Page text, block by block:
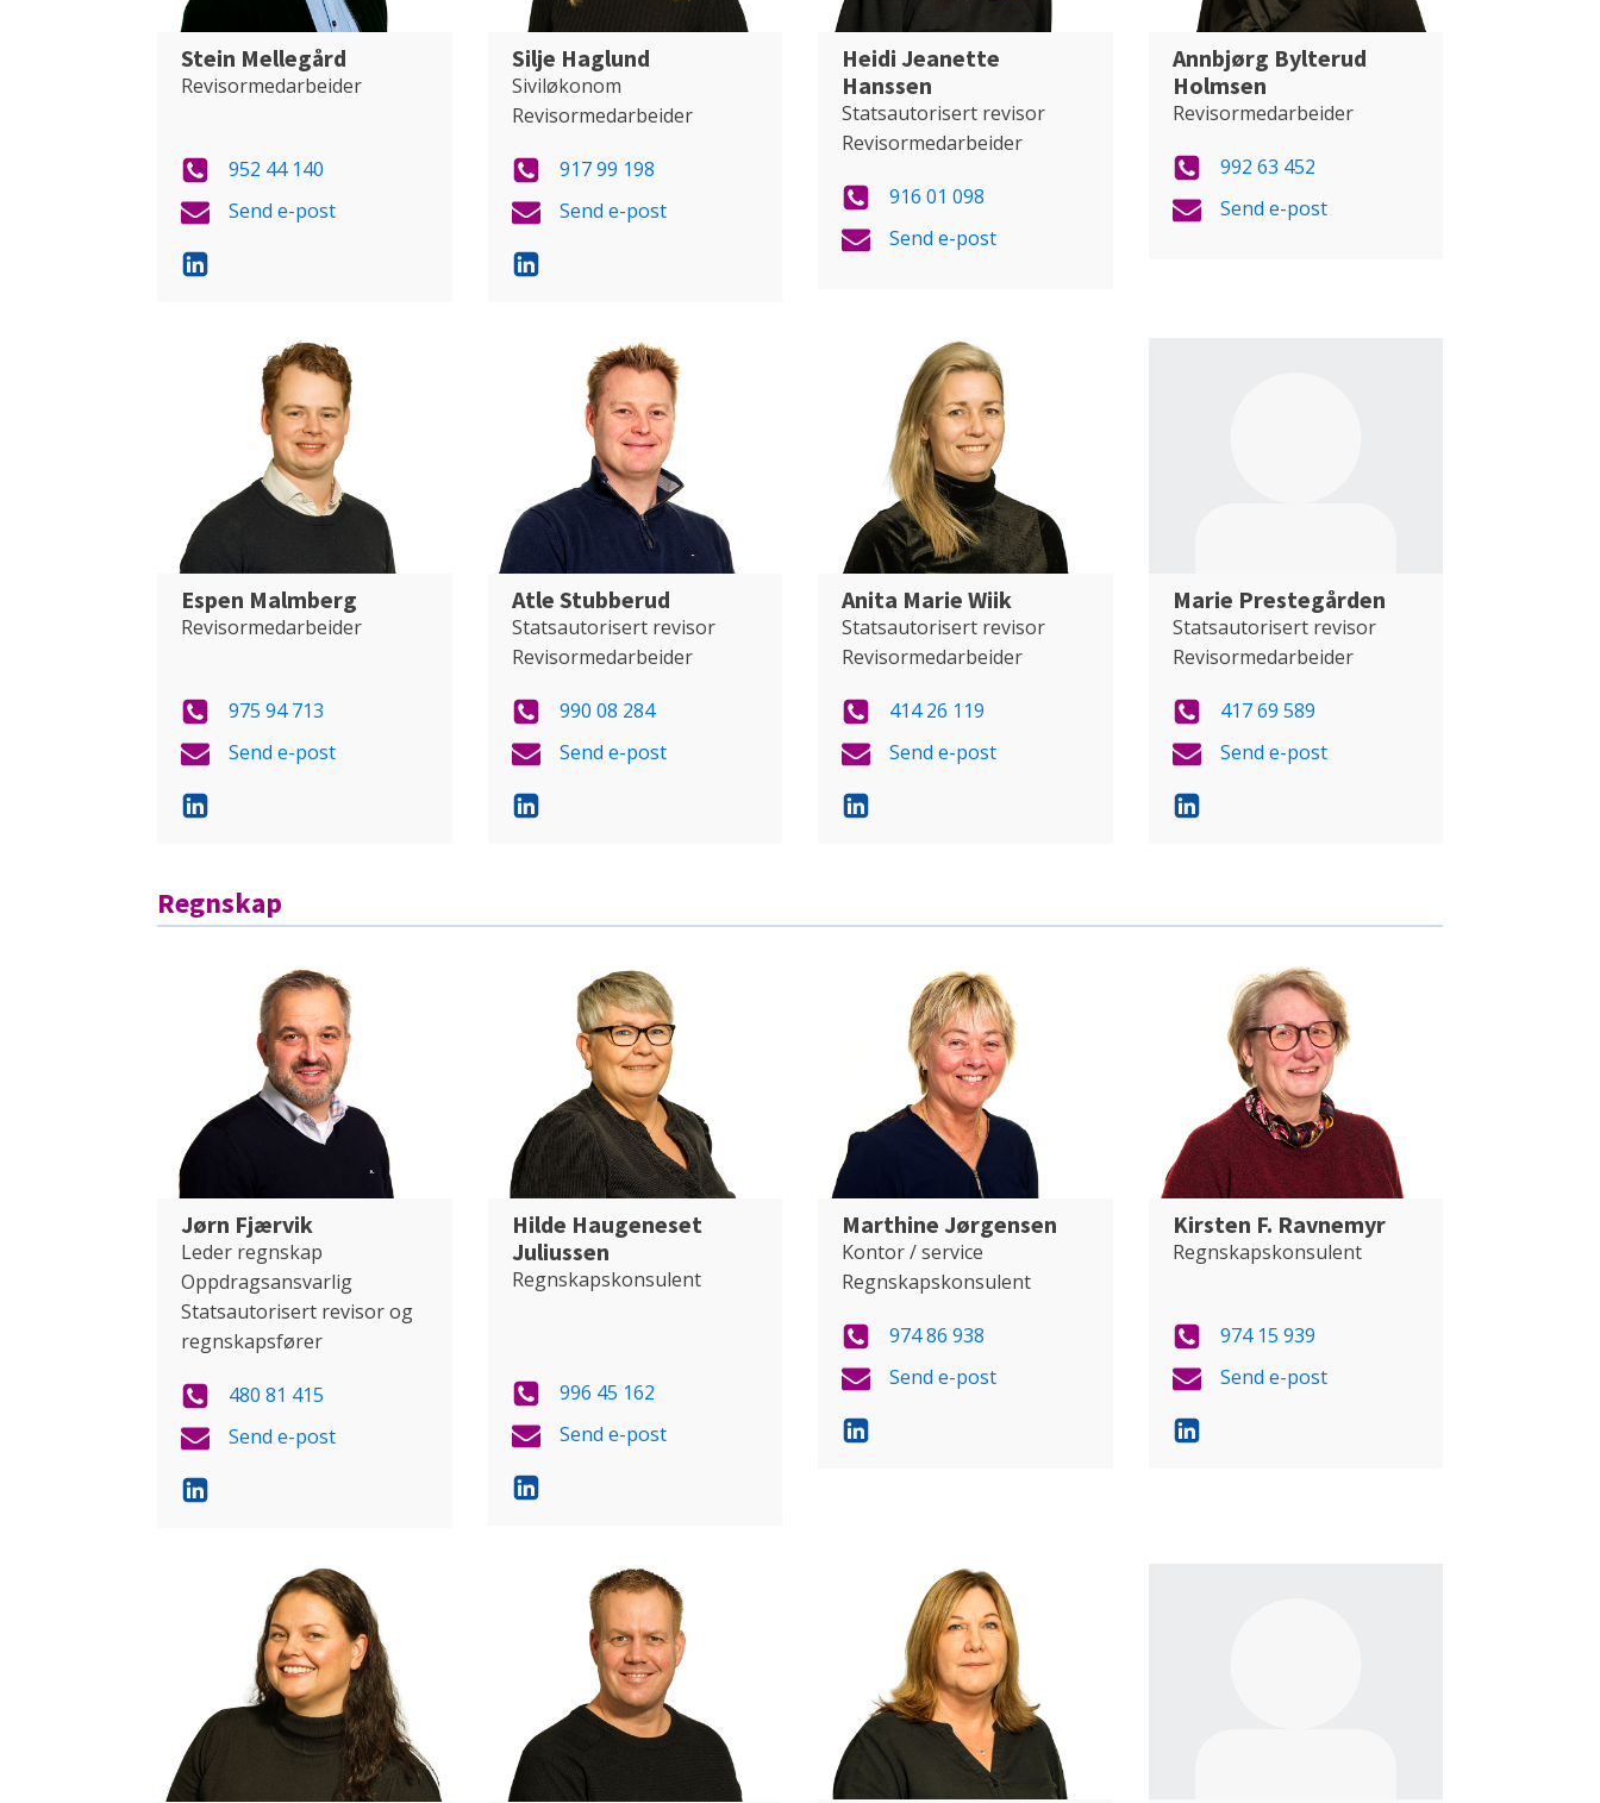
Stein Mellegård
Revisormedarbeider
952 44 140
Send e-post
Silje Haglund
Siviløkonom
Revisormedarbeider
917 99 198
Send e-post
Heidi Jeanette
Hanssen
Statsautorisert revisor
Revisormedarbeider
916 01 098
Send e-post
Annbjørg Bylterud
Holmsen
Revisormedarbeider
992 63 452
Send e-post
Espen Malmberg
Revisormedarbeider
975 94 713
Send e-post
Atle Stubberud
Statsautorisert revisor
Revisormedarbeider
990 08 284
Send e-post
Anita Marie Wiik
Statsautorisert revisor
Revisormedarbeider
414 26 119
Send e-post
Marie Prestegården
Statsautorisert revisor
Revisormedarbeider
417 69 589
Send e-post
Regnskap
Jørn Fjærvik
Leder regnskap
Oppdragsansvarlig
Statsautorisert revisor og
regnskapsfører
480 81 415
Send e-post
Hilde Haugeneset
Juliussen
Regnskapskonsulent
996 45 162
Send e-post
Marthine Jørgensen
Kontor / service
Regnskapskonsulent
974 86 938
Send e-post
Kirsten F. Ravnemyr
Regnskapskonsulent
974 15 939
Send e-post